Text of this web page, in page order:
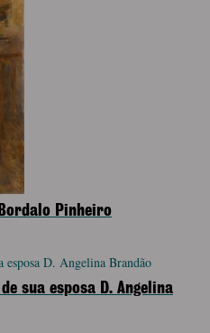
Pinheiro
sua esposa D. Angelina